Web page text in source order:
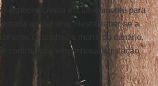
especial criada exclusivamente para
ao plenário. Resta saber se a
cruzados, a morte do canário,
contra essa vergonhosa legislação